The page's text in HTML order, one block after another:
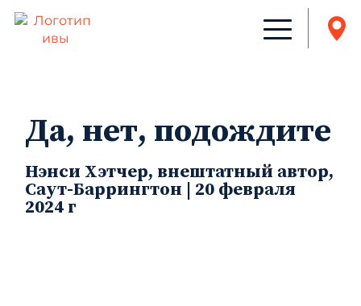
Да, нет, подождите
Нэнси Хэтчер, внештатный автор,
Саут-Баррингтон | 20 февраля
2024 г